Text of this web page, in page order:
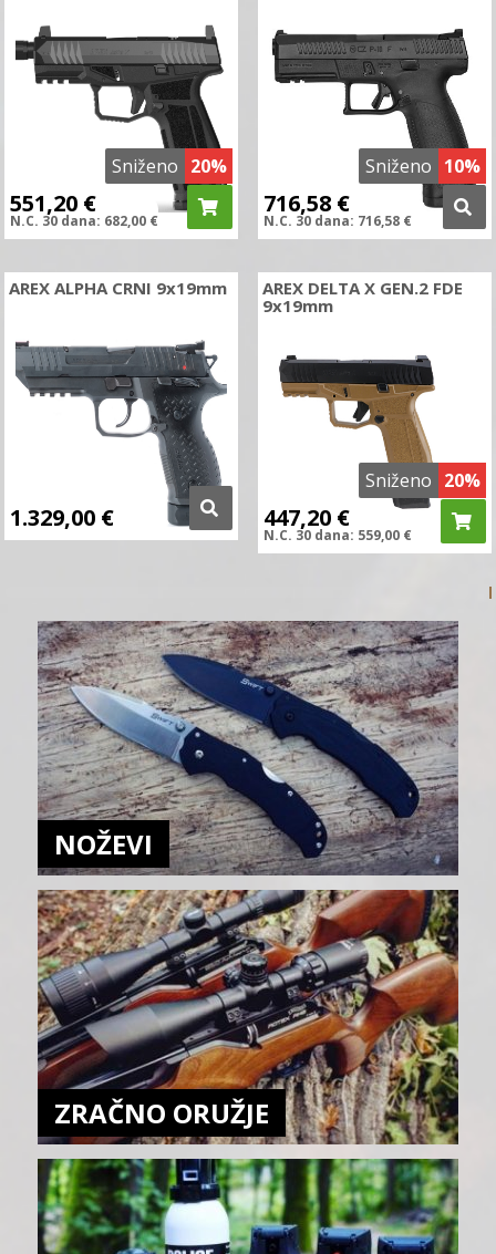
Sniženo 20%
551,20 €
N.C. 30 dana: 682,00 €
Sniženo 10%
716,58 €
N.C. 30 dana: 716,58 €
AREX ALPHA CRNI 9x19mm
1.329,00 €
Sniženo 20%
AREX DELTA X GEN.2 FDE
9x19mm
447,20 €
N.C. 30 dana: 559,00 €
NOŽEVI
ZRAČNO ORUŽJE